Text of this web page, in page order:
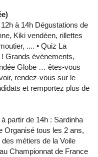
à 14h Dégustations de
Kiki vendéen, rillettes
.... • Quiz La
Grands évènements,
Globe … êtes-vous
rendez-vous sur le
et remportez plus de
partir de 14h : Sardinha
Organisé tous les 2 ans,
métiers de la Voile
Championnat de France